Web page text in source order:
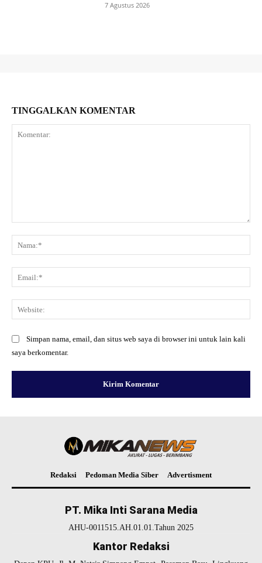
7 Agustus 2026
TINGGALKAN KOMENTAR
Simpan nama, email, dan situs web saya di browser ini untuk lain kali
saya berkomentar.
Redaksi Pedoman Media Siber Advertisment
PT. Mika Inti Sarana Media
AHU-0011515.AH.01.01.Tahun 2025
Kantor Redaksi